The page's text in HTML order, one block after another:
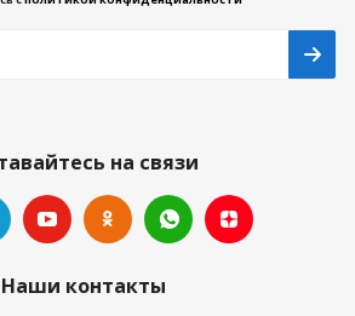
на связи
Наши контакты